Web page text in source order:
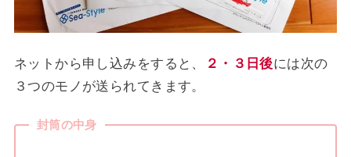
ネットから申し込みをすると、 ２・３日後には次の
３つのモノが送られてきます。
封筒の中身